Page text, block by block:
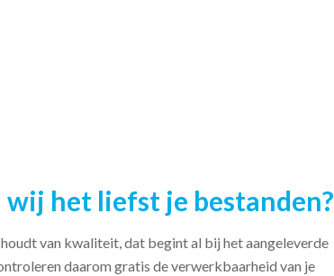
wij het liefst je bestanden?
van kwaliteit, dat begint al bij het aangeleverde
daarom gratis de verwerkbaarheid van je